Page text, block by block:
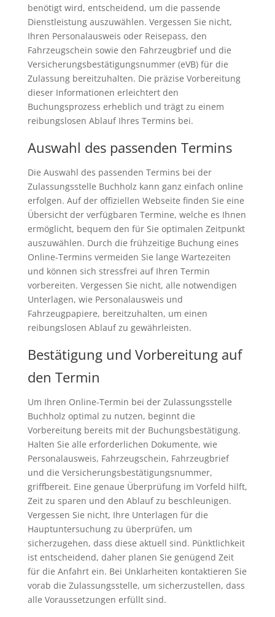
benötigt wird, entscheidend, um die passende
Dienstleistung auszuwählen. Vergessen Sie nicht,
Ihren Personalausweis oder Reisepass, den
Fahrzeugschein sowie den Fahrzeugbrief und die
Versicherungsbestätigungsnummer (eVB) für die
Zulassung bereitzuhalten. Die präzise Vorbereitung
dieser Informationen erleichtert den
Buchungsprozess erheblich und trägt zu einem
reibungslosen Ablauf Ihres Termins bei.
Auswahl des passenden Termins
Die Auswahl des passenden Termins bei der
Zulassungsstelle Buchholz kann ganz einfach online
erfolgen. Auf der offiziellen Webseite finden Sie eine
Übersicht der verfügbaren Termine, welche es Ihnen
ermöglicht, bequem den für Sie optimalen Zeitpunkt
auszuwählen. Durch die frühzeitige Buchung eines
Online-Termins vermeiden Sie lange Wartezeiten
und können sich stressfrei auf Ihren Termin
vorbereiten. Vergessen Sie nicht, alle notwendigen
Unterlagen, wie Personalausweis und
Fahrzeugpapiere, bereitzuhalten, um einen
reibungslosen Ablauf zu gewährleisten.
Bestätigung und Vorbereitung auf
den Termin
Um Ihren Online-Termin bei der Zulassungsstelle
Buchholz optimal zu nutzen, beginnt die
Vorbereitung bereits mit der Buchungsbestätigung.
Halten Sie alle erforderlichen Dokumente, wie
Personalausweis, Fahrzeugschein, Fahrzeugbrief
und die Versicherungsbestätigungsnummer,
griffbereit. Eine genaue Überprüfung im Vorfeld hilft,
Zeit zu sparen und den Ablauf zu beschleunigen.
Vergessen Sie nicht, Ihre Unterlagen für die
Hauptuntersuchung zu überprüfen, um
sicherzugehen, dass diese aktuell sind. Pünktlichkeit
ist entscheidend, daher planen Sie genügend Zeit
für die Anfahrt ein. Bei Unklarheiten kontaktieren Sie
vorab die Zulassungsstelle, um sicherzustellen, dass
alle Voraussetzungen erfüllt sind.